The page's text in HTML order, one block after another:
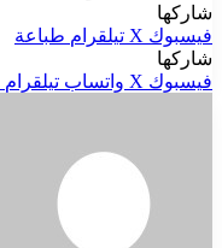
شاركها
فيسبوك ‫X تيلقرام طباعة
شاركها
فيسبوك ‫X واتساب تيلقرام